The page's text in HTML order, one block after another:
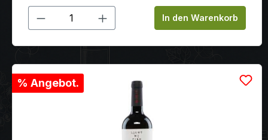
Produkt Anzahl: Gib denIn den Warenkorb
% Angebot.